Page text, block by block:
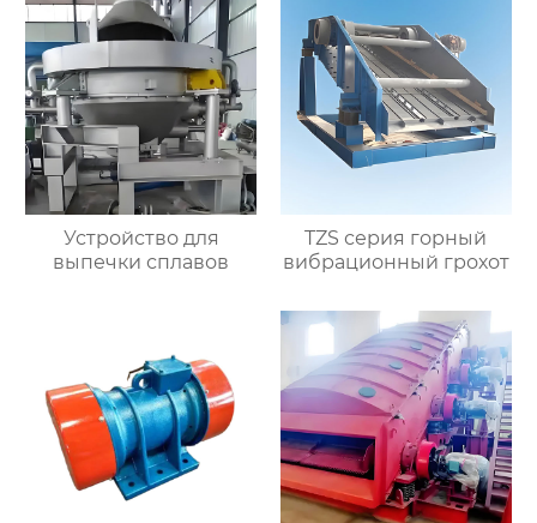
Устройство для
выпечки сплавов
TZS серия горный
вибрационный грохот